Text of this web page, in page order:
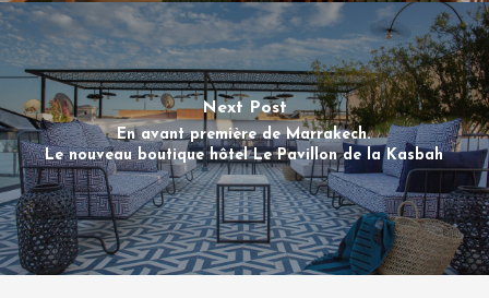
Next Post
En avant première de Marrakech.
Le nouveau boutique hôtel Le Pavillon de la Kasbah